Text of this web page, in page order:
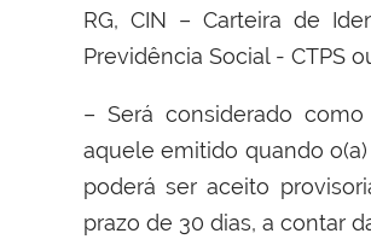
RG, CIN – Carteira de
Previdência Social - CTPS
– Será considerado
aquele emitido quando
poderá ser aceito
prazo de 30 dias, a contar